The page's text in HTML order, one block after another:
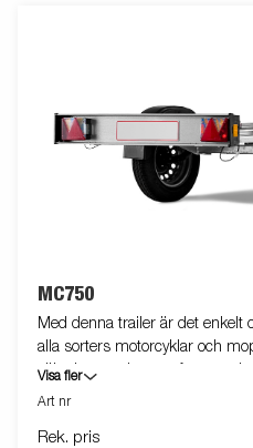
MC750
Med denna trailer är det enkelt
alla sorters motorcyklar och
säkerhet med smart
utmärkta köregenskaper och
Visa fler
Art nr
Rek. pris